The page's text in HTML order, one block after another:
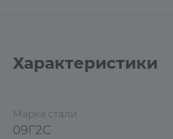
Характеристики
Марка стали
09Г2С